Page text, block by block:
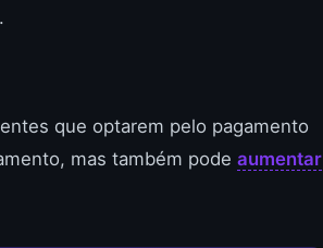
que optarem pelo pagamento
mas também pode aumentar